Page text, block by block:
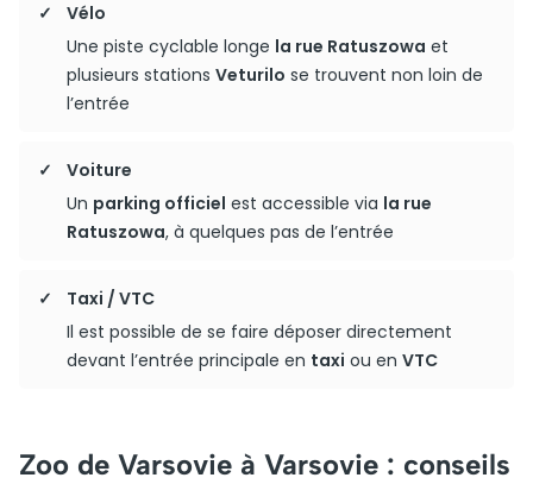
Vélo
Une piste cyclable longe la rue Ratuszowa et
plusieurs stations Veturilo se trouvent non loin de
l’entrée
Voiture
Un parking officiel est accessible via la rue
Ratuszowa, à quelques pas de l’entrée
Taxi / VTC
Il est possible de se faire déposer directement
devant l’entrée principale en taxi ou en VTC
Zoo de Varsovie à Varsovie : conseils